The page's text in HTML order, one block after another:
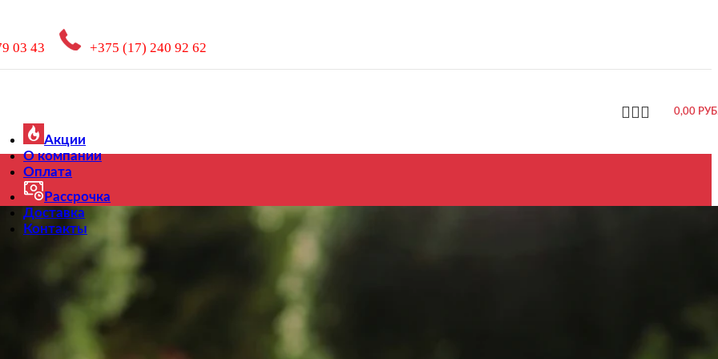
03 43 +375 (17) 240 92 62
0,00
Акции
О компании
Оплата
Рассрочка
Доставка
Контакты